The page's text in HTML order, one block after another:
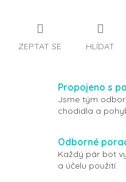
ZEPTAT SE HLÍDAT
Propojeno s
Jsme tým
chodidla a
Odborné
Každý pár bot
a účelu použití.